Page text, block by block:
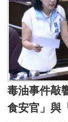
毒油事件敲
食安官」與